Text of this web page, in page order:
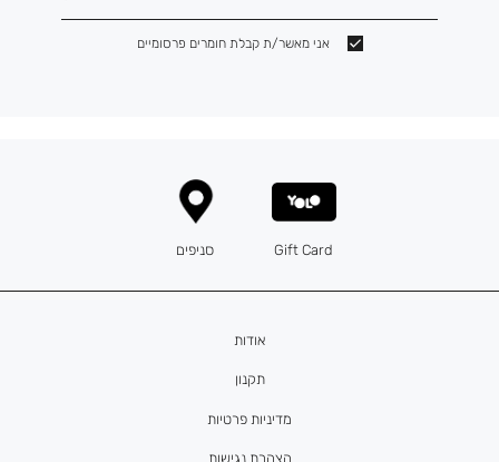
אני מאשר/ת קבלת חומרים פרסומיים
אודות
תקנון
מדיניות פרטיות
הצהרת נגישות
Gift Card סניפים